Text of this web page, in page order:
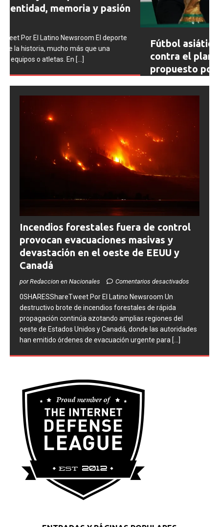
Fútbol asiático se suma al rechazo
contra el plan de inversión privada
propuesto por la FIFA para el Mundial
0SHARESShareTweet Por El Latino Newsroom La
creciente controversia en torno al futuro financiero de la
ious
Next
provocan evacuaciones masivas y
devastación en el oeste de EEUU y
Canadá
por Redaccion en Nacionales Comentarios desactivados
0SHARESShareTweet ​Por El Latino Newsroom Un
destructivo brote de incendios forestales de rápida
han emitido órdenes de evacuación urgente para